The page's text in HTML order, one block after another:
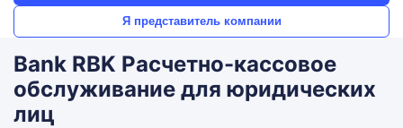
Я представитель компании
Bank RBK Расчетно-кассовое
обслуживание для юридических
лиц